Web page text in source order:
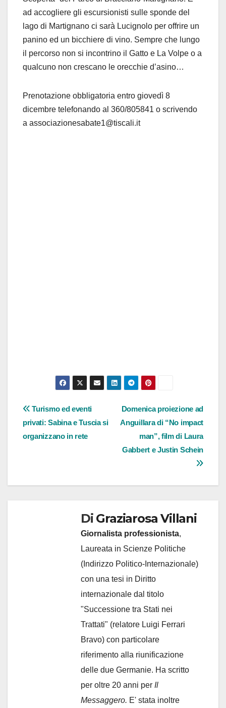
ad accogliere gli escursionisti sulle sponde del
lago di Martignano ci sarà Lucignolo per offrire un
panino ed un bicchiere di vino. Sempre che lungo
il percorso non si incontrino il Gatto e La Volpe o a
qualcuno non crescano le orecchie d’asino…
Prenotazione obbligatoria entro giovedì 8
dicembre telefonando al 360/805841 o scrivendo
a associazionesabate1@tiscali.it
Navigazione
articoli
Domenica proiezione ad
Anguillara di “No impact
man”, film di Laura
Gabbert e Justin Schein
Turismo ed eventi
privati: Sabina e Tuscia si
organizzano in rete
Di Graziarosa Villani
Giornalista professionista,
Laureata in Scienze Politiche
(Indirizzo Politico-Internazionale)
con una tesi in Diritto
internazionale dal titolo
"Successione tra Stati nei
Trattati" (relatore Luigi Ferrari
Bravo) con particolare
riferimento alla riunificazione
delle due Germanie. Ha scritto
per oltre 20 anni per Il
Messaggero. E' stata inoltre